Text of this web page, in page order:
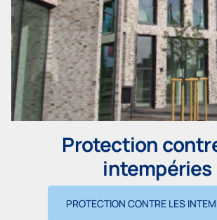
Protection
intempéries
PROTECTION CONTRE LES